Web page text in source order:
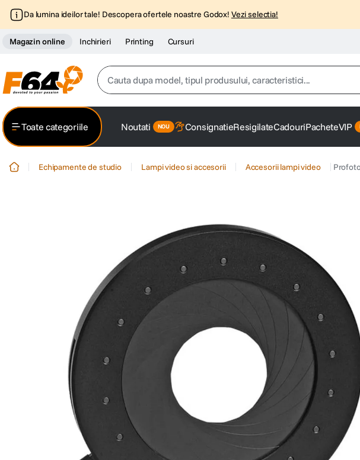
Da lumina ideilor tale! Descopera ofertele noastre Godox! Vezi selectia!
Magazin online Inchirieri Printing Cursuri
Cauta dupa model, tipul produsului, caracteristici...
trepied
peak design
5. canon sx740 hs
lavaliera
card memorie
insta 360
10
Toate categoriile Noutati ConsignatieResigilateCadouriPacheteVIP
Echipamente de studio Lampi video si accesorii Accesorii lampi video